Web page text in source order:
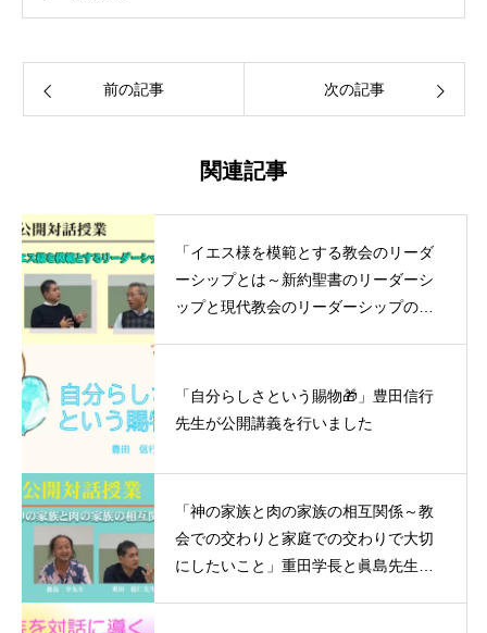
前の記事 次の記事
関連記事
「イエス様を模範とする教会のリーダ
ーシップとは～新約聖書のリーダーシ
ップと現代教会のリーダーシップの連
「自分らしさという賜物🎁」豊田信行
先生が公開講義を行いました
「神の家族と肉の家族の相互関係～教
会での交わりと家庭での交わりで大切
にしたいこと」重田学長と眞島先生の